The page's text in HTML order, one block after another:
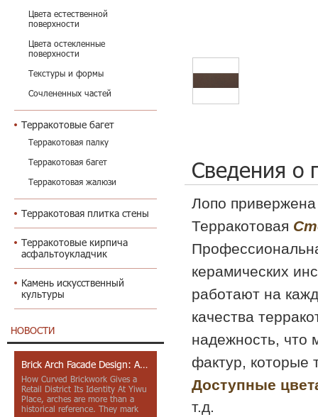
Цвета естественной
поверхности
Цвета остекленные
поверхности
Текстуры и формы
Сочлененных частей
Терракотовые багет
Терракотовая палку
Терракотовая багет
Терракотовая жалюзи
Терракотовая плитка стены
Терракотовые кирпича
асфальтоукладчик
Камень искусственный
культуры
НОВОСТИ
Brick Arch Facade Design: A Closer Look at Yiwu Place
How Curved Brickwork Gives a
Retail District Its Identity At Yiwu
Place, arches are more than a
historical reference. They mark
Сведения о
Лопо
Терракотовая
керамических
работают на
качества
надежность, что
фактур, которые
Доступные
т.д.